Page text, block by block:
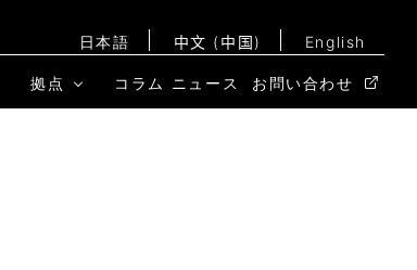
日本語 中文 (中国) English
拠点 コラム ニュース お問い合わせ